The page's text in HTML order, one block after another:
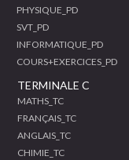
PHYSIQUE_PD
SVT_PD
INFORMATIQUE_PD
COURS+EXERCICES_PD
TERMINALE C
MATHS_TC
FRANÇAIS_TC
ANGLAIS_TC
CHIMIE_TC